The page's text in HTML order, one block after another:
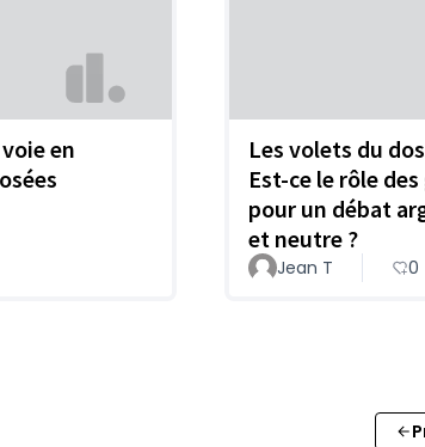
en
Les volets du
Est-ce le rôle
pour un débat
et neutre ?
Jean T 0